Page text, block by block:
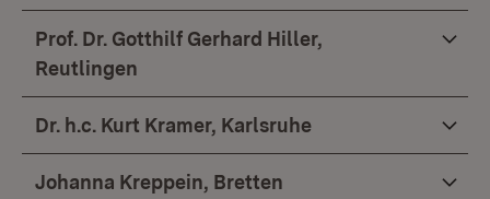
Prof. Dr. Gotthilf Gerhard Hiller,
Reutlingen
Dr. h.c. Kurt Kramer, Karlsruhe
Johanna Kreppein, Bretten